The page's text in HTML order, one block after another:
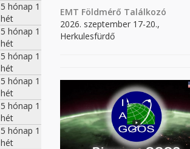
5 hónap 1
hét
5 hónap 1
hét
5 hónap 1
hét
5 hónap 1
hét
5 hónap 1
hét
5 hónap 1
hét
EMT Földmérő Találkozó
2026. szeptember 17-20.,
Herkulesfürdő